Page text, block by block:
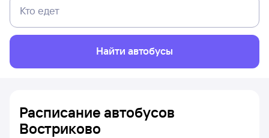
Кто едет
Найти автобусы
Расписание автобусов
Востриково